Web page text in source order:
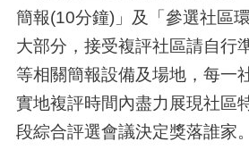
簡報(10分鐘) 」及「參選社區
大部分，接受複評社區請自行
等相關簡報設備及場地，每一
實地複評時間內盡力展現社區
段綜合評選會議決定獎落誰家。